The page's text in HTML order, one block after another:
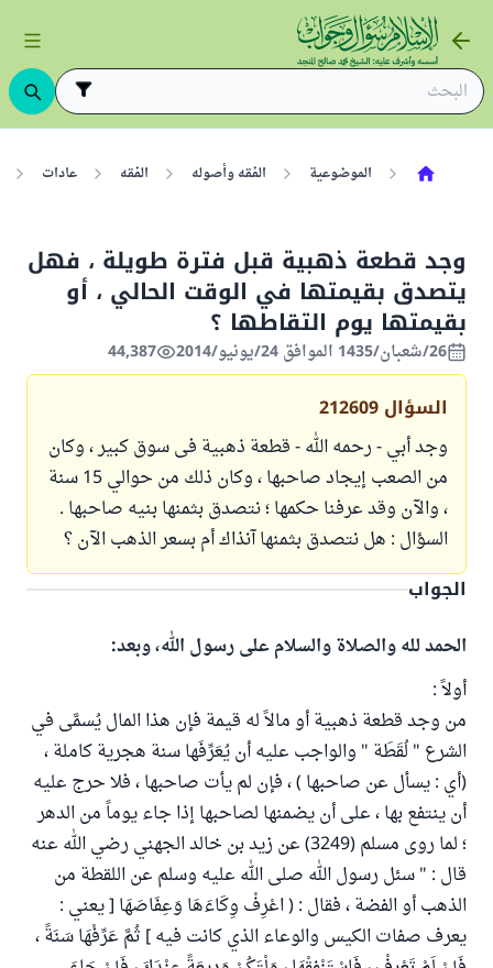
الموضوعية الفقه وأصوله الفقه عادات
وجد قطعة ذهبية قبل فترة طويلة ، فهل
يتصدق بقيمتها في الوقت الحالي ، أو
بقيمتها يوم التقاطها ؟
26/شعبان/1435 الموافق 24/يونيو/2014 44,387
السؤال 212609
وجد أبي - رحمه الله - قطعة ذهبية فى سوق كبير ، وكان
من الصعب إيجاد صاحبها ، وكان ذلك من حوالي 15 سنة
، والآن وقد عرفنا حكمها ؛ نتصدق بثمنها بنيه صاحبها .
السؤال : هل نتصدق بثمنها آنذاك أم بسعر الذهب الآن ؟
الجواب
الحمد لله والصلاة والسلام على رسول الله، وبعد:
أولاً :
من وجد قطعة ذهبية أو مالاً له قيمة فإن هذا المال يُسمَّى في
الشرع " لُقَطَة " والواجب عليه أن يُعَرِّفَها سنة هجرية كاملة ،
(أي : يسأل عن صاحبها ) ، فإن لم يأت صاحبها ، فلا حرج عليه
أن ينتفع بها ، على أن يضمنها لصاحبها إذا جاء يوماً من الدهر
؛ لما روى مسلم (3249) عن زيد بن خالد الجهني رضي الله عنه
قال : " سئل رسول الله صلى الله عليه وسلم عن اللقطة من
الذهب أو الفضة ، فقال : ( اعْرِفْ وِكَاءَهَا وَعِفَاصَهَا [ يعني :
يعرف صفات الكيس والوعاء الذي كانت فيه ] ثُمَّ عَرِّفْهَا سَنَةً ،